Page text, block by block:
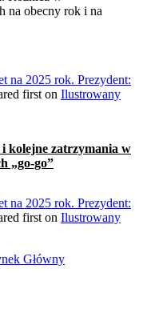
na obecny rok i na
na 2025 rok. Prezydent:
first on Ilustrowany
kolejne zatrzymania w
„go-go”
na 2025 rok. Prezydent:
first on Ilustrowany
Główny